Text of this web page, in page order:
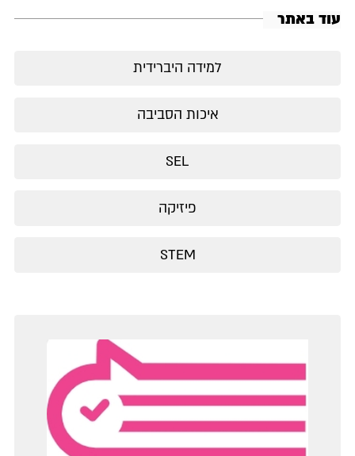
עוד באתר
למידה היברידית
איכות הסביבה
SEL
פיזיקה
STEM